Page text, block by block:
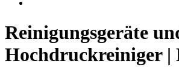
Reinigungsgeräte
Hochdruckreiniger |